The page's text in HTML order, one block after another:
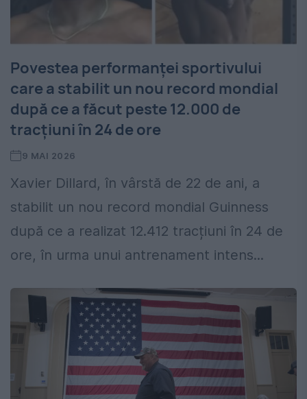
Povestea performanței sportivului
care a stabilit un nou record mondial
după ce a făcut peste 12.000 de
tracțiuni în 24 de ore
9 MAI 2026
Xavier Dillard, în vârstă de 22 de ani, a
stabilit un nou record mondial Guinness
după ce a realizat 12.412 tracțiuni în 24 de
ore, în urma unui antrenament intens...